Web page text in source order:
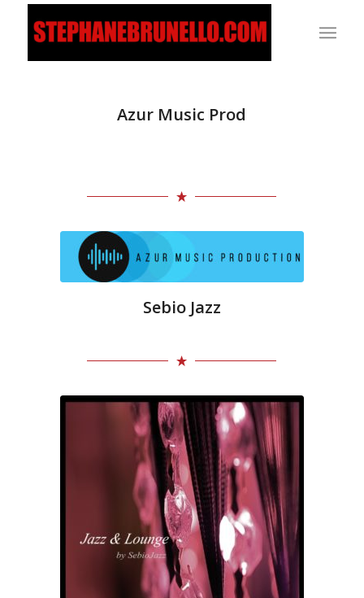
Azur Music Prod
Sebio Jazz